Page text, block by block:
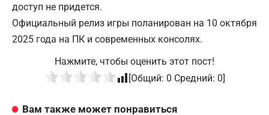
доступ не придется.
Официальный релиз игры поланирован на 10 октября
2025 года на ПК и современных консолях.
Нажмите, чтобы оценить этот пост!
[Общий: 0 Средний: 0]
Вам также может понравиться